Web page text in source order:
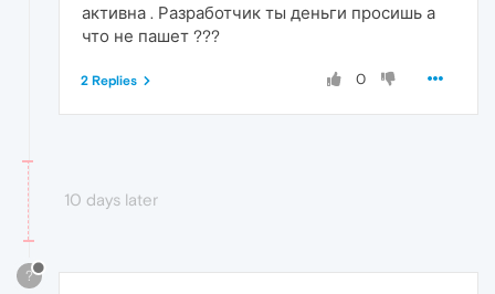
активна . Разработчик ты деньги просишь а
что не пашет ???
0
2 Replies
10 days later
?